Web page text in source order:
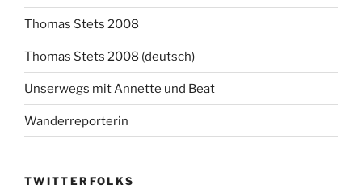
Thomas Stets 2008
Thomas Stets 2008 (deutsch)
Unserwegs mit Annette und Beat
Wanderreporterin
TWITTERFOLKS